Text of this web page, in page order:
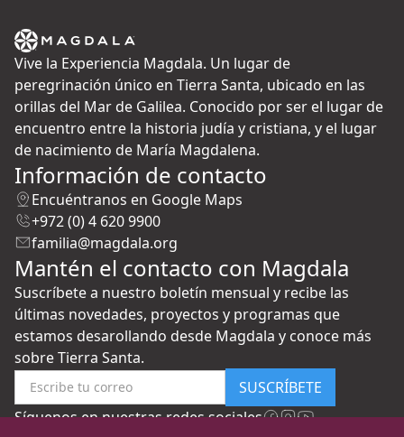
Vive la Experiencia Magdala. Un lugar de
peregrinación único en Tierra Santa, ubicado en las
orillas del Mar de Galilea. Conocido por ser el lugar de
encuentro entre la historia judía y cristiana, y el lugar
de nacimiento de María Magdalena.
Información de contacto
Encuéntranos en Google Maps
+972 (0) 4 620 9900
familia@magdala.org
Mantén el contacto con Magdala
Suscríbete a nuestro boletín mensual y recibe las
últimas novedades, proyectos y programas que
estamos desarollando desde Magdala y conoce más
sobre Tierra Santa.
SUSCRÍBETE
Síguenos en nuestras redes sociales